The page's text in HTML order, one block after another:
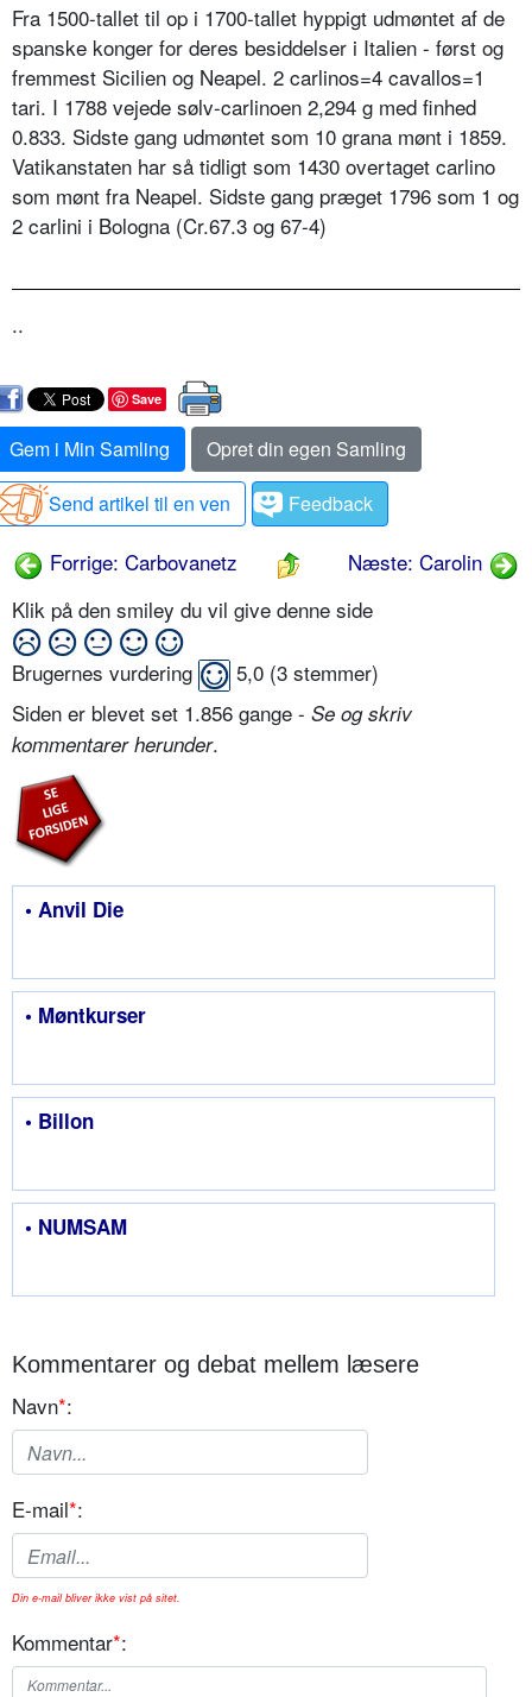
Fra 1500-tallet til op i 1700-tallet hyppigt udmøntet af de
spanske konger for deres besiddelser i Italien - først og
fremmest Sicilien og Neapel. 2 carlinos=4 cavallos=1
tari. I 1788 vejede sølv-carlinoen 2,294 g med finhed
0.833. Sidste gang udmøntet som 10 grana mønt i 1859.
Vatikanstaten har så tidligt som 1430 overtaget carlino
som mønt fra Neapel. Sidste gang præget 1796 som 1 og
2 carlini i Bologna (Cr.67.3 og 67-4)
..
Save
Gem i Min Samling
Opret din egen Samling
Send artikel til en ven
Feedback
Forrige: Carbovanetz
Næste: Carolin
Klik på den smiley du vil give denne side
Brugernes vurdering 5,0 (3 stemmer)
Siden er blevet set 1.856 gange - Se og skriv
kommentarer herunder.
• Anvil Die
• Møntkurser
• Billon
• NUMSAM
Kommentarer og debat mellem læsere
Navn*:
E-mail*:
Din e-mail bliver ikke vist på sitet.
Kommentar*: